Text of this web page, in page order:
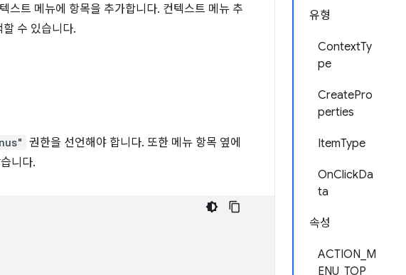
유형
ContextTy
pe
CreatePro
perties
ItemType
OnClickDa
ta
속성
ACTION_M
ENU_TOP_
트 메뉴에 항목을 추가합니다. 컨텍스트 메뉴 추
수 있습니다.
권한을 선언해야 합니다. 또한 메뉴 항목 옆에
니다.